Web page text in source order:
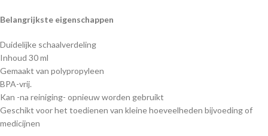
Belangrijkste eigenschappen
Duidelijke schaalverdeling
Inhoud 30 ml
Gemaakt van polypropyleen
BPA-vrij.
Kan -na reiniging- opnieuw worden gebruikt
Geschikt voor het toedienen van kleine hoeveelheden bijvoeding of
medicijnen